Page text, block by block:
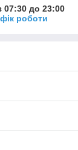
07:30 до 23:00
роботи